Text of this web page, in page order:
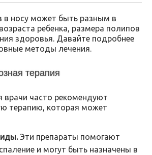
в носу может быть разным в
ребенка, размера полипов
здоровья. Давайте подробнее
методы лечения.
терапия
врачи часто рекомендуют
терапию, которая может
Эти препараты помогают
и могут быть назначены в